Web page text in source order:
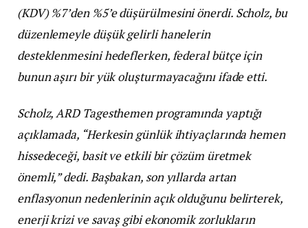
(KDV) %7’den %5’e düşürülmesini önerdi. Scholz, bu
düzenlemeyle düşük gelirli hanelerin
desteklenmesini hedeflerken, federal bütçe için
bunun aşırı bir yük oluşturmayacağını ifade etti.
Scholz, ARD Tagesthemen programında yaptığı
açıklamada, “Herkesin günlük ihtiyaçlarında hemen
hissedeceği, basit ve etkili bir çözüm üretmek
önemli,” dedi. Başbakan, son yıllarda artan
enflasyonun nedenlerinin açık olduğunu belirterek,
enerji krizi ve savaş gibi ekonomik zorlukların